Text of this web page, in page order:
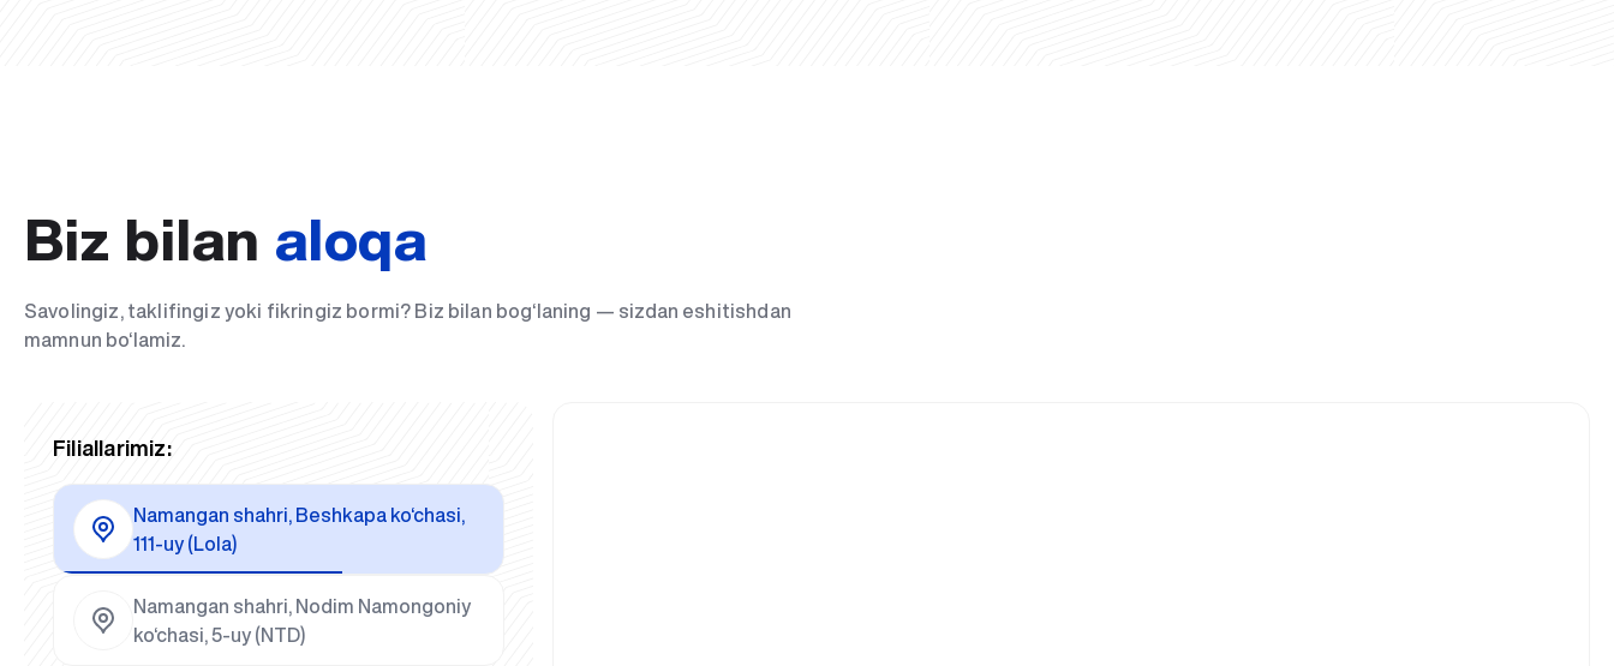
Biz bilan aloqa
Savolingiz, taklifingiz yoki fikringiz bormi? Biz bilan bog‘laning — sizdan eshitishdan
mamnun bo‘lamiz.
Filiallarimiz:
Namangan shahri, Beshkapa ko‘chasi,
111-uy (Lola)
Namangan shahri, Nodim Namongoniy
ko‘chasi, 5-uy (NTD)